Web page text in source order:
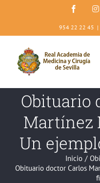
954 22 22 45 |
Obituario
Martínez
Un
Inicio /
Obituario doctor Carlos